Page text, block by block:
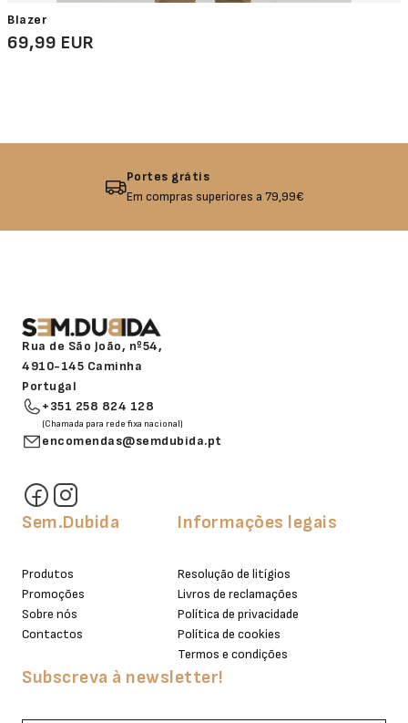
Blazer
69,99 EUR
Devolução garantida
Não gostou? Troque o seu produto!
Rua de São João, nº54,
4910-145 Caminha
Portugal
+351 258 824 128
(Chamada para rede fixa nacional)
encomendas@semdubida.pt
Sem.Dubida
Produtos
Promoções
Sobre nós
Contactos
Informações legais
Resolução de litígios
Livros de reclamações
Política de privacidade
Política de cookies
Termos e condições
Subscreva à newsletter!